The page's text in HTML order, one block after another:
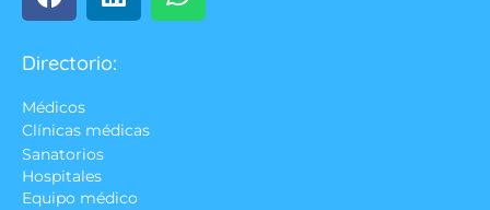
Directorio:
Médicos
Clínicas médicas
Sanatorios
Hospitales
Equipo médico